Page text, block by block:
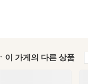
ㆍ이 가게의 다른 상품